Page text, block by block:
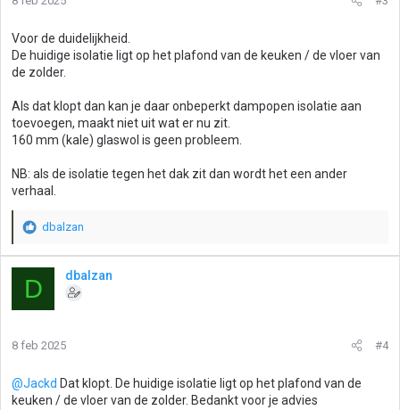
Voor de duidelijkheid.
De huidige isolatie ligt op het plafond van de keuken / de vloer van
de zolder.
Als dat klopt dan kan je daar onbeperkt dampopen isolatie aan
toevoegen, maakt niet uit wat er nu zit.
160 mm (kale) glaswol is geen probleem.
NB: als de isolatie tegen het dak zit dan wordt het een ander
verhaal.
W
a
d
e
i
g
dbalzan
D dbalzan
8 feb 2025 #4
@Jackd Dat klopt. De huidige isolatie ligt op het plafond van de
keuken / de vloer van de zolder. Bedankt voor je advies